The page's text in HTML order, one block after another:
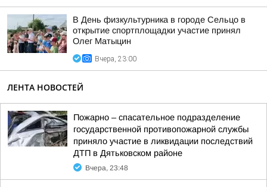
В День физкультурника в городе Сельцо в
открытие спортплощадки участие принял
Олег Матыцин
Вчера, 23:00
ЛЕНТА НОВОСТЕЙ
Пожарно – спасательное подразделение
государственной противопожарной службы
приняло участие в ликвидации последствий
ДТП в Дятьковском районе
Вчера, 23:48